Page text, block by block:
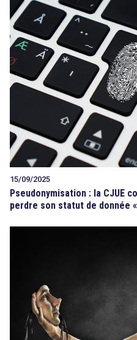
15/09/2025
Pseudonymisation : la CJUE
perdre son statut de donnée